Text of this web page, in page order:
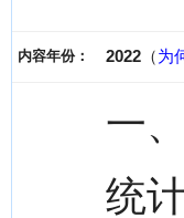
内容年份： 2022 （为
一
统